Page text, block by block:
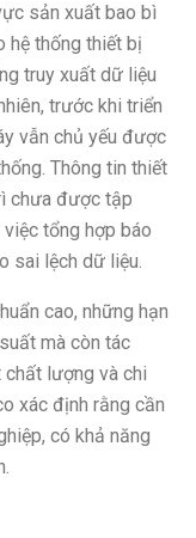
sản xuất bao bì
hệ thống thiết bị
truy xuất dữ liệu
trước khi triển
vẫn chủ yếu được
Thông tin thiết
chưa được tập
tổng hợp báo
sai lệch dữ liệu.
cao, những hạn
mà còn tác
lượng và chi
xác định rằng cần
có khả năng